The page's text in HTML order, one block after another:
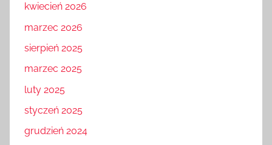
kwiecień 2026
marzec 2026
sierpień 2025
marzec 2025
luty 2025
styczeń 2025
grudzień 2024